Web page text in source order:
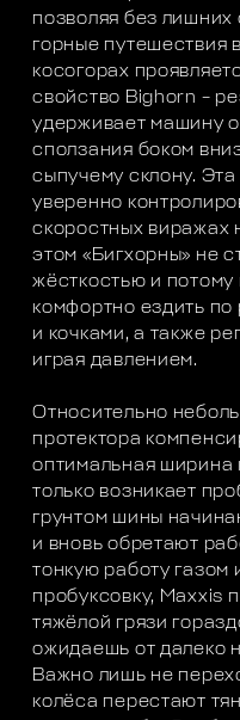
позволяя без лишних
горные путешествия
косогорах
свойство Bighorn –
удерживает машину
сползания боком
сыпучему склону.
уверенно
скоростных виражах
этом «Бигхорны» не
жёсткостью и потому
комфортно ездить
и кочками, а также
играя давлением.
Относительно
протектора
оптимальная ширина
только возникает
грунтом шины
и вновь обретают
тонкую работу газом
пробуксовку, Maxxis
тяжёлой грязи
ожидаешь от далеко
Важно лишь не
колёса перестают